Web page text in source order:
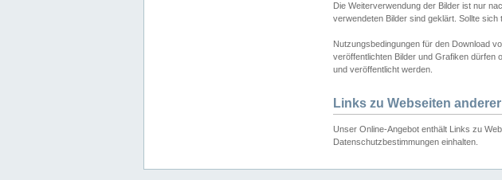
Die Weiterverwendung der Bilder ist nur
verwendeten Bilder sind geklärt. Sollte
Nutzungsbedingungen für den Download
veröffentlichten Bilder und Grafiken dürfen
und veröffentlicht werden.
Links zu Webseiten
Unser Online-Angebot enthält Links zu
Datenschutzbestimmungen einhalten.